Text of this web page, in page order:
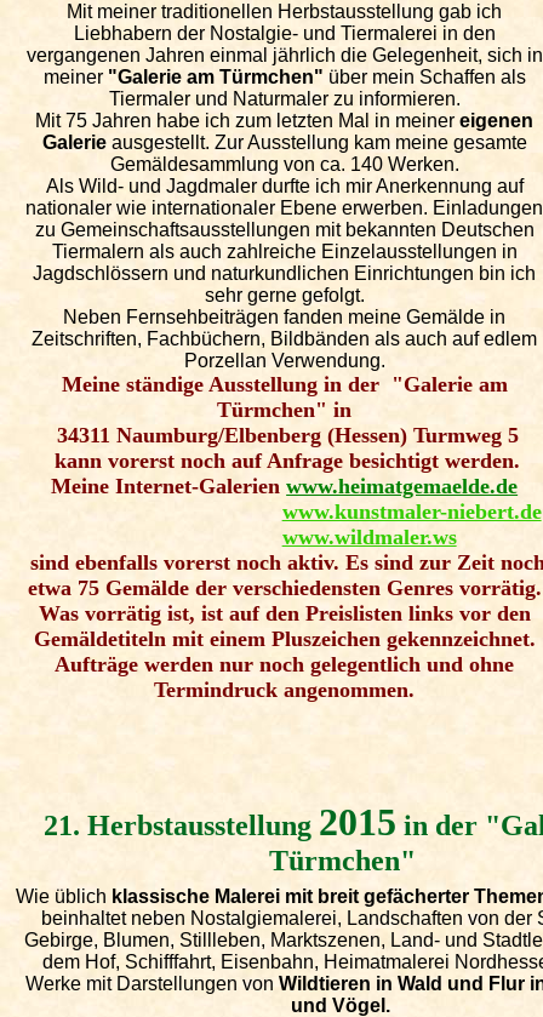
Mit meiner traditionellen Herbstausstellung gab ich
Liebhabern der Nostalgie- und Tiermalerei in den
vergangenen Jahren einmal jährlich die Gelegenheit, sich in
meiner "Galerie am Türmchen" über mein Schaffen als
Tiermaler und Naturmaler zu informieren.
Mit 75 Jahren habe ich zum letzten Mal in meinereigenen
Galerieausgestellt. Zur Ausstellung kam meine gesamte
Gemäldesammlung von ca. 140 Werken.
Als Wild- und Jagdmaler durfte ich mir Anerkennung auf
nationaler wie internationaler Ebene erwerben. Einladungen
zu Gemeinschaftsausstellungen mit bekannten Deutschen
Tiermalern als auch zahlreiche Einzelausstellungen in
Jagdschlössern und naturkundlichen Einrichtungen bin ich
sehr gerne gefolgt.
Neben Fernsehbeiträgen fanden meine Gemälde in
Zeitschriften, Fachbüchern, Bildbänden als auch auf edlem
Porzellan Verwendung.
Meine ständige Ausstellung in der "Galerie am
Türmchen" in
34311 Naumburg/Elbenberg (Hessen) Turmweg 5
kann vorerst noch auf Anfrage besichtigt werden.
Meine Internet-Galerienwww.heimatgemaelde.de
www.kunstmaler-niebert.de
www.wildmaler.ws
sind ebenfalls vorerst noch aktiv. Es sind zur Zeit
etwa 75 Gemälde der verschiedensten Genres vorrätig.
Was vorrätig ist, ist auf den Preislisten links vor den
Gemäldetiteln mit einem Pluszeichen gekennzeichnet.
Aufträge werden nur noch gelegentlich und ohne
Termindruck angenommen.
21. Herbstausstellung 2015in der
Türmchen"
Wie üblich klassische Malerei mit breit gefächerter
beinhaltet neben Nostalgiemalerei, Landschaften von der
Gebirge, Blumen, Stillleben, Marktszenen, Land- und
dem Hof, Schifffahrt, Eisenbahn, Heimatmalerei
Werke mit Darstellungen vonWildtieren in Wald und Flur
und Vögel.